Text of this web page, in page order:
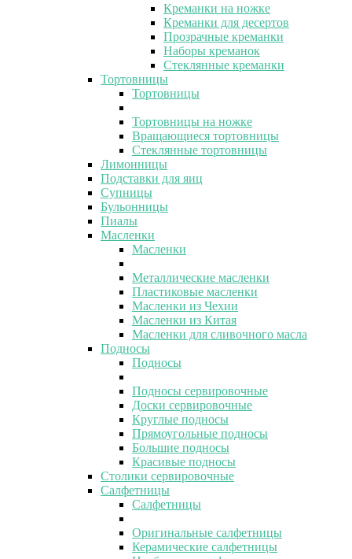
Креманки на ножке
Креманки для десертов
Прозрачные креманки
Наборы креманок
Стеклянные креманки
Тортовницы
Тортовницы
Тортовницы на ножке
Вращающиеся тортовницы
Стеклянные тортовницы
Лимонницы
Подставки для яиц
Супницы
Бульонницы
Пиалы
Масленки
Масленки
Металлические масленки
Пластиковые масленки
Масленки из Чехии
Масленки из Китая
Масленки для сливочного масла
Подносы
Подносы
Подносы сервировочные
Доски сервировочные
Круглые подносы
Прямоугольные подносы
Большие подносы
Красивые подносы
Столики сервировочные
Салфетницы
Салфетницы
Оригинальные салфетницы
Керамические салфетницы